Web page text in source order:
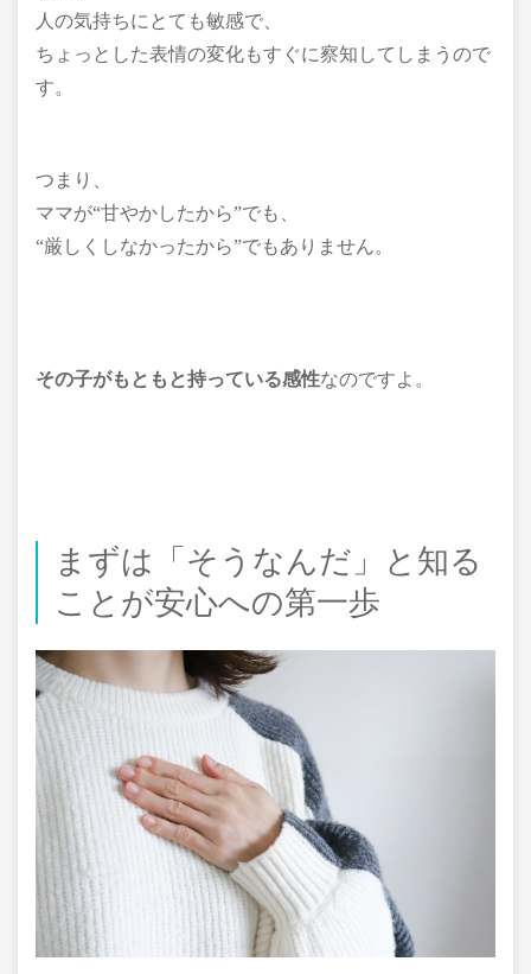
人の気持ちにとても敏感で、
ちょっとした表情の変化もすぐに察知してしまうので
す。
つまり、
ママが“甘やかしたから”でも、
“厳しくしなかったから”でもありません。
その子がもともと持っている感性なのですよ。
まずは「そうなんだ」と知る
ことが安心への第一歩